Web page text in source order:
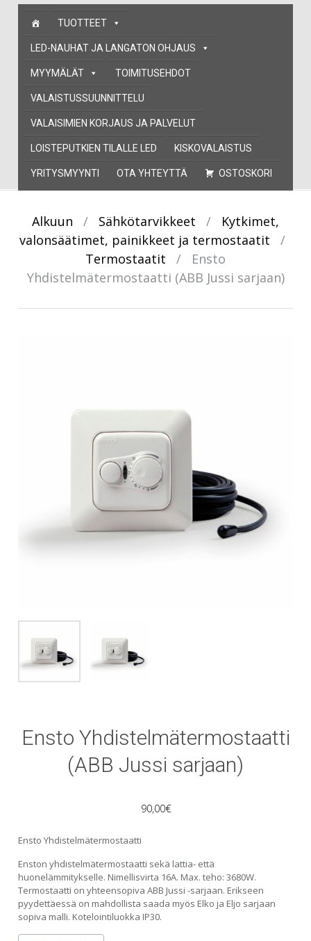
Skip
content
TUOTTEET
LED-NAUHAT JA LANGATON OHJAUS
MYYMÄLÄT TOIMITUSEHDOT
VALAISTUSSUUNNITTELU
VALAISIMIEN KORJAUS JA PALVELUT
LOISTEPUTKIEN TILALLE LED KISKOVALAISTUS
YRITYSMYYNTI OTA YHTEYTTÄ OSTOSKORI
Alkuun / Sähkötarvikkeet /
Kytkimet,
valonsäätimet, painikkeet ja termostaatit
/
Termostaatit
/
Ensto
Yhdistelmätermostaatti (ABB Jussi sarjaan)
Ensto Yhdistelmätermostaatti
(ABB Jussi sarjaan)
90,00€
Ensto Yhdistelmätermostaatti
Enston yhdistelmätermostaatti sekä lattia- että
huonelämmitykselle. Nimellisvirta 16A. Max. teho: 3680W.
Termostaatti on yhteensopiva ABB Jussi -sarjaan. Erikseen
pyydettäessä on mahdollista saada myös Elko ja Eljo sarjaan
sopiva malli. Kotelointiluokka IP30.